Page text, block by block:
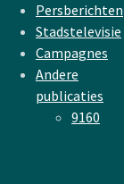
Persberichten
Stadstelevisie
Campagnes
Andere
publicaties
9160